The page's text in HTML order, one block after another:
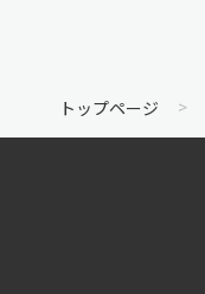
トップページ